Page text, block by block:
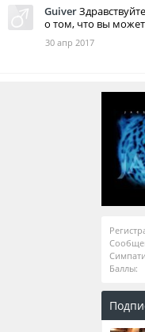
Баллы:
Guiver
о том, что вы
30 апр 2017